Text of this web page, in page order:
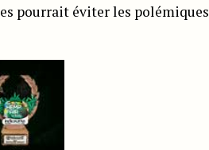
pourrait éviter les polémiques